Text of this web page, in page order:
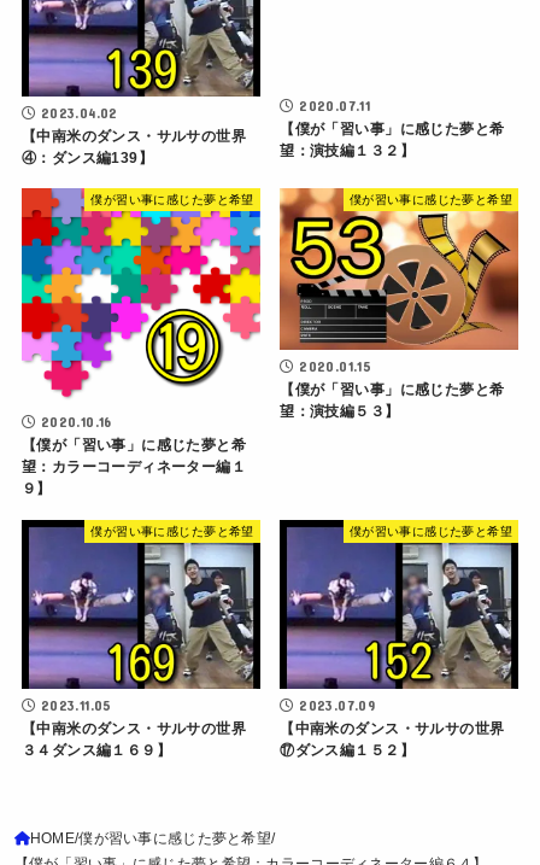
2023.04.02
【中南米のダンス・サルサの世界
④：ダンス編139】
2020.07.11
【僕が「習い事」に感じた夢と希
望：演技編１３２】
僕が習い事に感じた夢と希望
2020.10.16
【僕が「習い事」に感じた夢と希
望：カラーコーディネーター編１
９】
僕が習い事に感じた夢と希望
2020.01.15
【僕が「習い事」に感じた夢と希
望：演技編５３】
僕が習い事に感じた夢と希望
2023.11.05
【中南米のダンス・サルサの世界
３４ダンス編１６９】
僕が習い事に感じた夢と希望
2023.07.09
【中南米のダンス・サルサの世界
⑰ダンス編１５２】
HOME 僕が習い事に感じた夢と希望